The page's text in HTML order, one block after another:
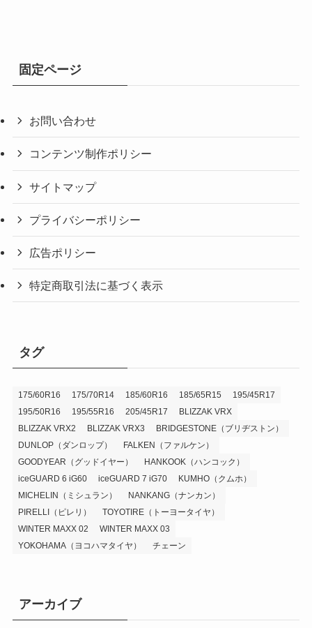
固定ページ
お問い合わせ
コンテンツ制作ポリシー
サイトマップ
プライバシーポリシー
広告ポリシー
特定商取引法に基づく表示
タグ
175/60R16 175/70R14 185/60R16 185/65R15
195/45R17
195/50R16
195/55R16 205/45R17
BLIZZAK VRX
BLIZZAK VRX2
BLIZZAK VRX3
BRIDGESTONE（ブリヂストン）
DUNLOP（ダンロップ）
FALKEN（ファルケン）
GOODYEAR（グッドイヤー）
HANKOOK（ハンコック）
iceGUARD 6 iG60
iceGUARD 7 iG70
KUMHO（クムホ）
MICHELIN（ミシュラン）
NANKANG（ナンカン）
PIRELLI（ピレリ）
TOYOTIRE（トーヨータイヤ）
WINTER MAXX 02
WINTER MAXX 03
YOKOHAMA（ヨコハマタイヤ）
チェーン
アーカイブ